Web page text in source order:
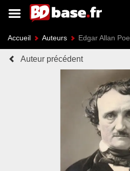
Accueil Auteurs Edgar Allan Poe
Auteur précédent